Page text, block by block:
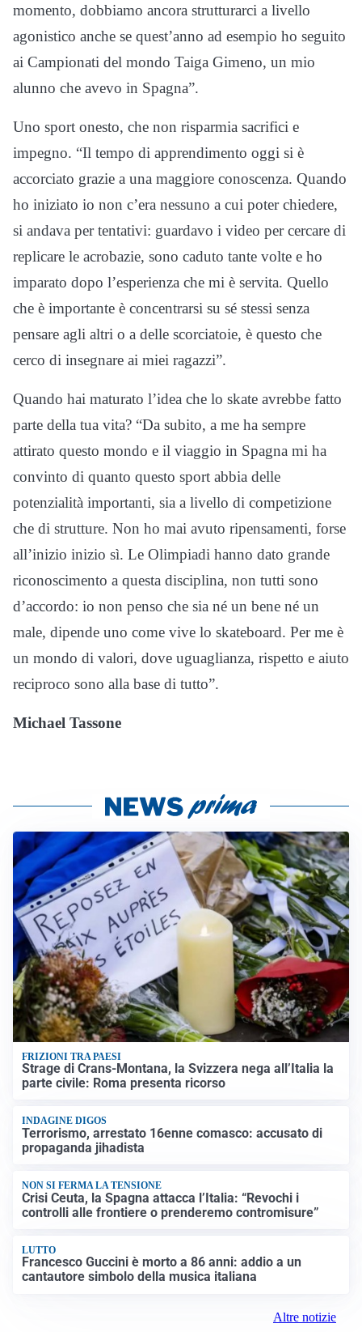
momento, dobbiamo ancora strutturarci a livello
agonistico anche se quest’anno ad esempio ho seguito
ai Campionati del mondo Taiga Gimeno, un mio
alunno che avevo in Spagna”.
Uno sport onesto, che non risparmia sacrifici e
impegno. “Il tempo di apprendimento oggi si è
accorciato grazie a una maggiore conoscenza. Quando
ho iniziato io non c’era nessuno a cui poter chiedere,
si andava per tentativi: guardavo i video per cercare di
replicare le acrobazie, sono caduto tante volte e ho
imparato dopo l’esperienza che mi è servita. Quello
che è importante è concentrarsi su sé stessi senza
pensare agli altri o a delle scorciatoie, è questo che
cerco di insegnare ai miei ragazzi”.
Quando hai maturato l’idea che lo skate avrebbe fatto
parte della tua vita? “Da subito, a me ha sempre
attirato questo mondo e il viaggio in Spagna mi ha
convinto di quanto questo sport abbia delle
potenzialità importanti, sia a livello di competizione
che di strutture. Non ho mai avuto ripensamenti, forse
all’inizio inizio sì. Le Olimpiadi hanno dato grande
riconoscimento a questa disciplina, non tutti sono
d’accordo: io non penso che sia né un bene né un
male, dipende uno come vive lo skateboard. Per me è
un mondo di valori, dove uguaglianza, rispetto e aiuto
reciproco sono alla base di tutto”.
Michael Tassone
FRIZIONI TRA PAESI
Strage di Crans-Montana, la Svizzera nega all’Italia la
parte civile: Roma presenta ricorso
INDAGINE DIGOS
Terrorismo, arrestato 16enne comasco: accusato di
propaganda jihadista
NON SI FERMA LA TENSIONE
Crisi Ceuta, la Spagna attacca l’Italia: “Revochi i
controlli alle frontiere o prenderemo contromisure”
LUTTO
Francesco Guccini è morto a 86 anni: addio a un
cantautore simbolo della musica italiana
Altre notizie